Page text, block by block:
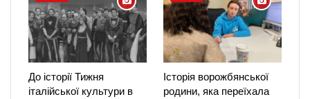
До історії Тижня
італійської культури в
Історія ворожбянської
родини, яка переїхала